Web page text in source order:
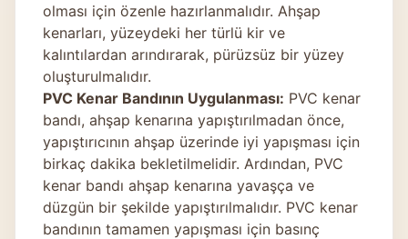
olması için özenle hazırlanmalıdır. Ahşap
kenarları, yüzeydeki her türlü kir ve
kalıntılardan arındırarak, pürüzsüz bir yüzey
oluşturulmalıdır.
PVC Kenar Bandının Uygulanması: PVC kenar
bandı, ahşap kenarına yapıştırılmadan önce,
yapıştırıcının ahşap üzerinde iyi yapışması için
birkaç dakika bekletilmelidir. Ardından, PVC
kenar bandı ahşap kenarına yavaşça ve
düzgün bir şekilde yapıştırılmalıdır. PVC kenar
bandının tamamen yapışması için basınç